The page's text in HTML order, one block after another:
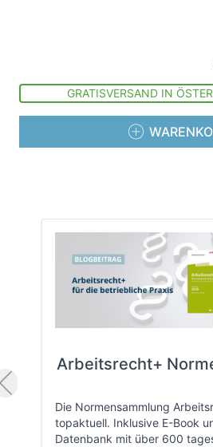
GRATISVERSAND IN
Arbeitsrecht+
Die Normensammlung
topaktuell. Inklusive E-Book
Datenbank mit über 600